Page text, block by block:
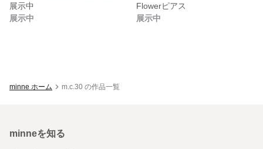
展示中
展示中
Flowerピアス
展示中
minne ホーム m.c.30 の作品一覧
minneを知る